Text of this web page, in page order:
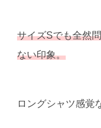
サイズSでも全然
ない印象。
ロングシャツ感覚